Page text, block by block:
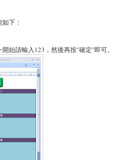
下：
始請輸入123，然後再按"確定"即可。